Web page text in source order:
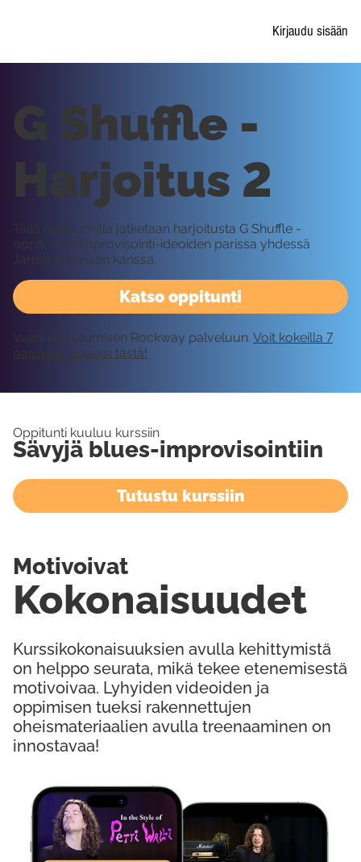
Kirjaudu sisään
Katso oppitunti
G Shuffle -
Harjoitus 2
Tällä oppitunnilla jatketaan harjoitusta G Shuffle -
oppitunnin improvisointi-ideoiden parissa yhdessä
Jarmo Hynnisen kanssa.
Vaatii kirjautumisen Rockway palveluun. Voit kokeilla 7
päivää ilmaiseksi tästä!
Oppitunti kuuluu kurssiin
Sävyjä blues-improvisointiin
Tutustu kurssiin
Kurssikokonaisuuksien avulla kehittymistä
on helppo seurata, mikä tekee etenemisestä
motivoivaa. Lyhyiden videoiden ja
oppimisen tueksi rakennettujen
oheismateriaalien avulla treenaaminen on
innostavaa!
Kokonaisuudet
Motivoivat